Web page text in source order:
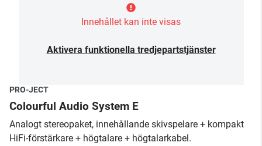
Innehållet kan inte visas
Aktivera funktionella tredjepartstjänster
PRO-JECT
Colourful Audio System E
Analogt stereopaket, innehållande skivspelare + kompakt
HiFi-förstärkare + högtalare + högtalarkabel.